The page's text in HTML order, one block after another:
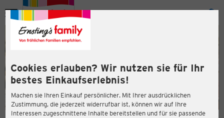
Cookies erlauben? Wir nutzen sie für Ihr
bestes Einkaufserlebnis!
Machen sie Ihren Einkauf persönlicher. Mit Ihrer ausdrücklichen
Zustimmung, die jederzeit widerrufbar ist, können wir auf Ihre
Interessen zugeschnittene Inhalte bereitstellen und für sie passende
Menü